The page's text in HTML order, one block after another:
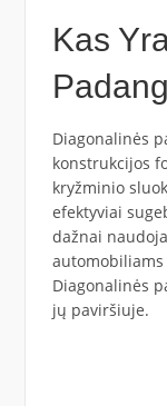
Kas
Diagonalinės
konstrukcijos
kryžminio
efektyviai
dažnai
Diagonalinės
jų paviršiuje.